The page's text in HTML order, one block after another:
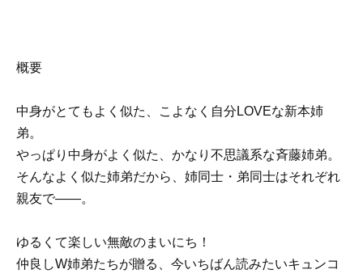
概要
中身がとてもよく似た、こよなく自分LOVEな新本姉
弟。
やっぱり中身がよく似た、かなり不思議系な斉藤姉弟。
そんなよく似た姉弟だから、姉同士・弟同士はそれぞれ
親友で――。
ゆるくて楽しい無敵のまいにち！
仲良しW姉弟たちが贈る、今いちばん読みたいキュンコ